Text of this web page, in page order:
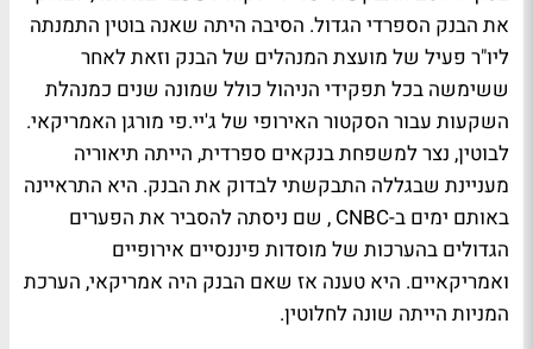
את הבנק הספרדי הגדול. הסיבה היתה שאנה בוטין התמנתה
ליו"ר פעיל של מועצת המנהלים של הבנק וזאת לאחר
ששימשה בכל תפקידי הניהול כולל שמונה שנים כמנהלת
השקעות עבור הסקטור האירופי של ג'יי.פי מורגן האמריקאי.
לבוטין, נצר למשפחת בנקאים ספרדית, הייתה תיאוריה
מעניינת שבגללה התבקשתי לבדוק את הבנק. היא התראיינה
באותם ימים ב-CNBC , שם ניסתה להסביר את הפערים
הגדולים בהערכות של מוסדות פיננסיים אירופיים
ואמריקאיים. היא טענה אז שאם הבנק היה אמריקאי, הערכת
המניות הייתה שונה לחלוטין.